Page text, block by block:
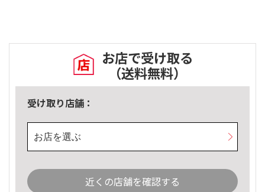
お店で受け取る
（送料無料）
受け取り店舗：
お店を選ぶ
近くの店舗を確認する